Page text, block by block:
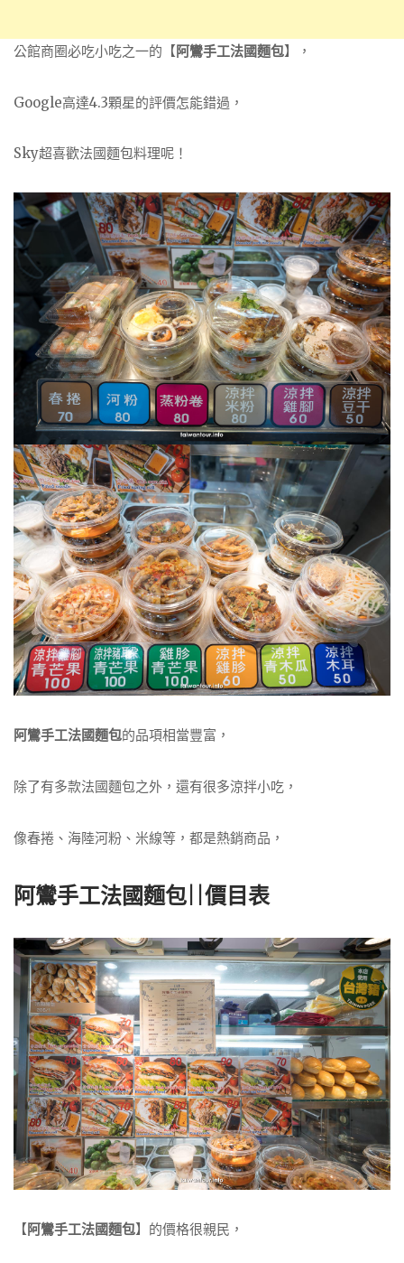
公館商圈必吃小吃之一的【阿鸞手工法國麵包】，
Google高達4.3顆星的評價怎能錯過，
Sky超喜歡法國麵包料理呢！
阿鸞手工法國麵包的品項相當豐富，
除了有多款法國麵包之外，還有很多涼拌小吃，
像春捲、海陸河粉、米線等，都是熱銷商品，
阿鸞手工法國麵包||價目表
【阿鸞手工法國麵包】的價格很親民，